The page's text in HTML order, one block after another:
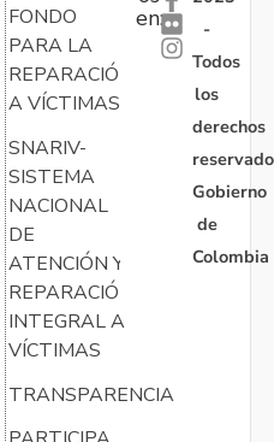
FONDO
PARA LA
REPARACIÓN
A VÍCTIMAS
SNARIV-
SISTEMA
NACIONAL
DE
ATENCIÓN Y
REPARACIÓN
INTEGRAL A
VÍCTIMAS
TRANSPARENCIA
en:
-
Todos
los
derechos
Gobierno
de
Colombia